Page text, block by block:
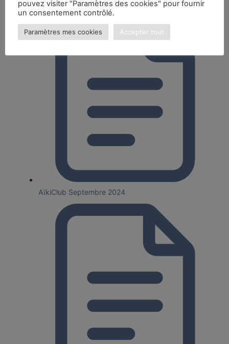
AïkiClub Septembre 2024
pouvez visiter "Paramètres des cookies" pour fournir
un consentement contrôlé.
Paramètres mes cookies Accepter tout